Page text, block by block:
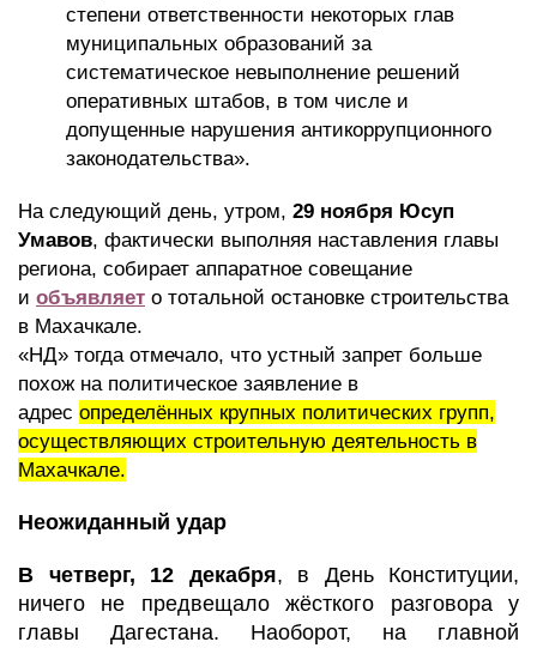
степени ответственности некоторых глав
муниципальных образований за
систематическое невыполнение решений
оперативных штабов, в том числе и
допущенные нарушения антикоррупционного
законодательства».
На следующий день, утром, 29 ноября Юсуп
Умавов, фактически выполняя наставления главы
региона, собирает аппаратное совещание
и объявляет о тотальной остановке строительства
в Махачкале.
«НД» тогда отмечало, что устный запрет больше
похож на политическое заявление в
адрес определённых крупных политических групп,
осуществляющих строительную деятельность в
Махачкале.
Неожиданный удар
В четверг, 12 декабря, в День Конституции,
ничего не предвещало жёсткого разговора у
главы Дагестана. Наоборот, на главной